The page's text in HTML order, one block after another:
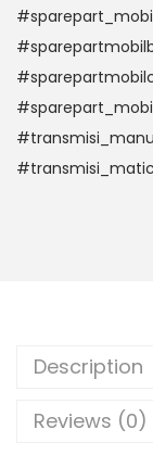
Description
Reviews (0)